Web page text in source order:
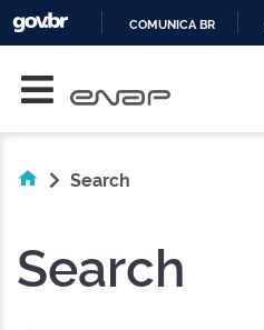
COMUNICA BR
Search
Search